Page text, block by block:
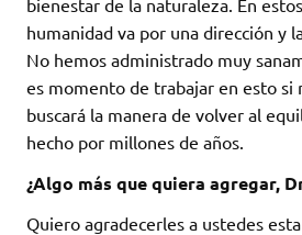
humanidad va por una dirección y
No hemos administrado muy
es momento de trabajar en esto si
buscará la manera de volver al
hecho por millones de años.
¿Algo más que quiera agregar,
Quiero agradecerles a ustedes